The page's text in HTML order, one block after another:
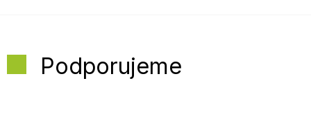
Podporujeme